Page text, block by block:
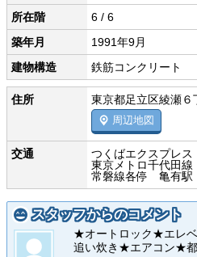
所在階
6 / 6
築年月
1991年9月
建物構造
鉄筋コンクリート
住所 東京都足立区綾瀬６
周辺地図
交通
つくばエクスプレ
東京メトロ千代田
常磐線各停 亀有
スタッフからのコメント
★オートロック★エレ
追い炊き★エアコン★